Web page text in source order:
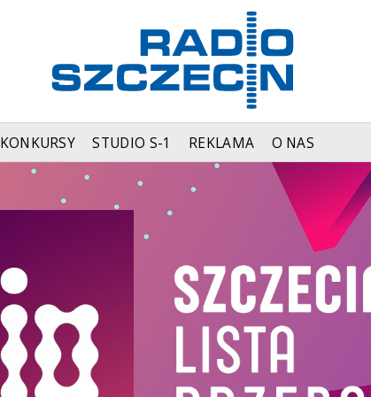
KONKURSY STUDIO S-1 REKLAMA O NAS